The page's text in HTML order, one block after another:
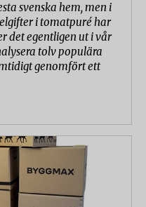
svenska hem, men i
i tomatpuré har
det egentligen ut i vår
tolv populära
genomfört ett